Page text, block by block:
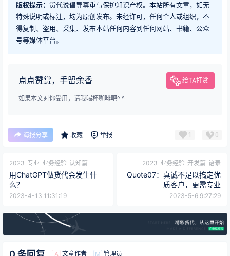
版权提示： 货代说倡导尊重与保护知识产权。本站所有文章，如无
特殊说明或标注，均为原创发布。未经许可，任何个人或组织，不
得复制、盗用、采集、发布本站任何内容到任何网站、书籍、公众
号等媒体平台。
点点赞赏，手留余香 给TA打赏
如果本文对你受用，请我喝杯咖啡吧^_^
海报分享 收藏 举报 1 0
2023 专业 业务经验 认知篇
用ChatGPT做货代会发生什
么？
2023-4-13 11:31:19
2023 业务经验 开发篇 语录
Quote07：真诚不足以搞定优
质客户，更需专业
2023-5-6 9:27:29
A 文章作者 M 管理员